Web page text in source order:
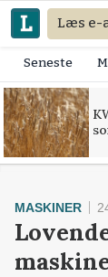
Læs e-
Seneste
MASKINER